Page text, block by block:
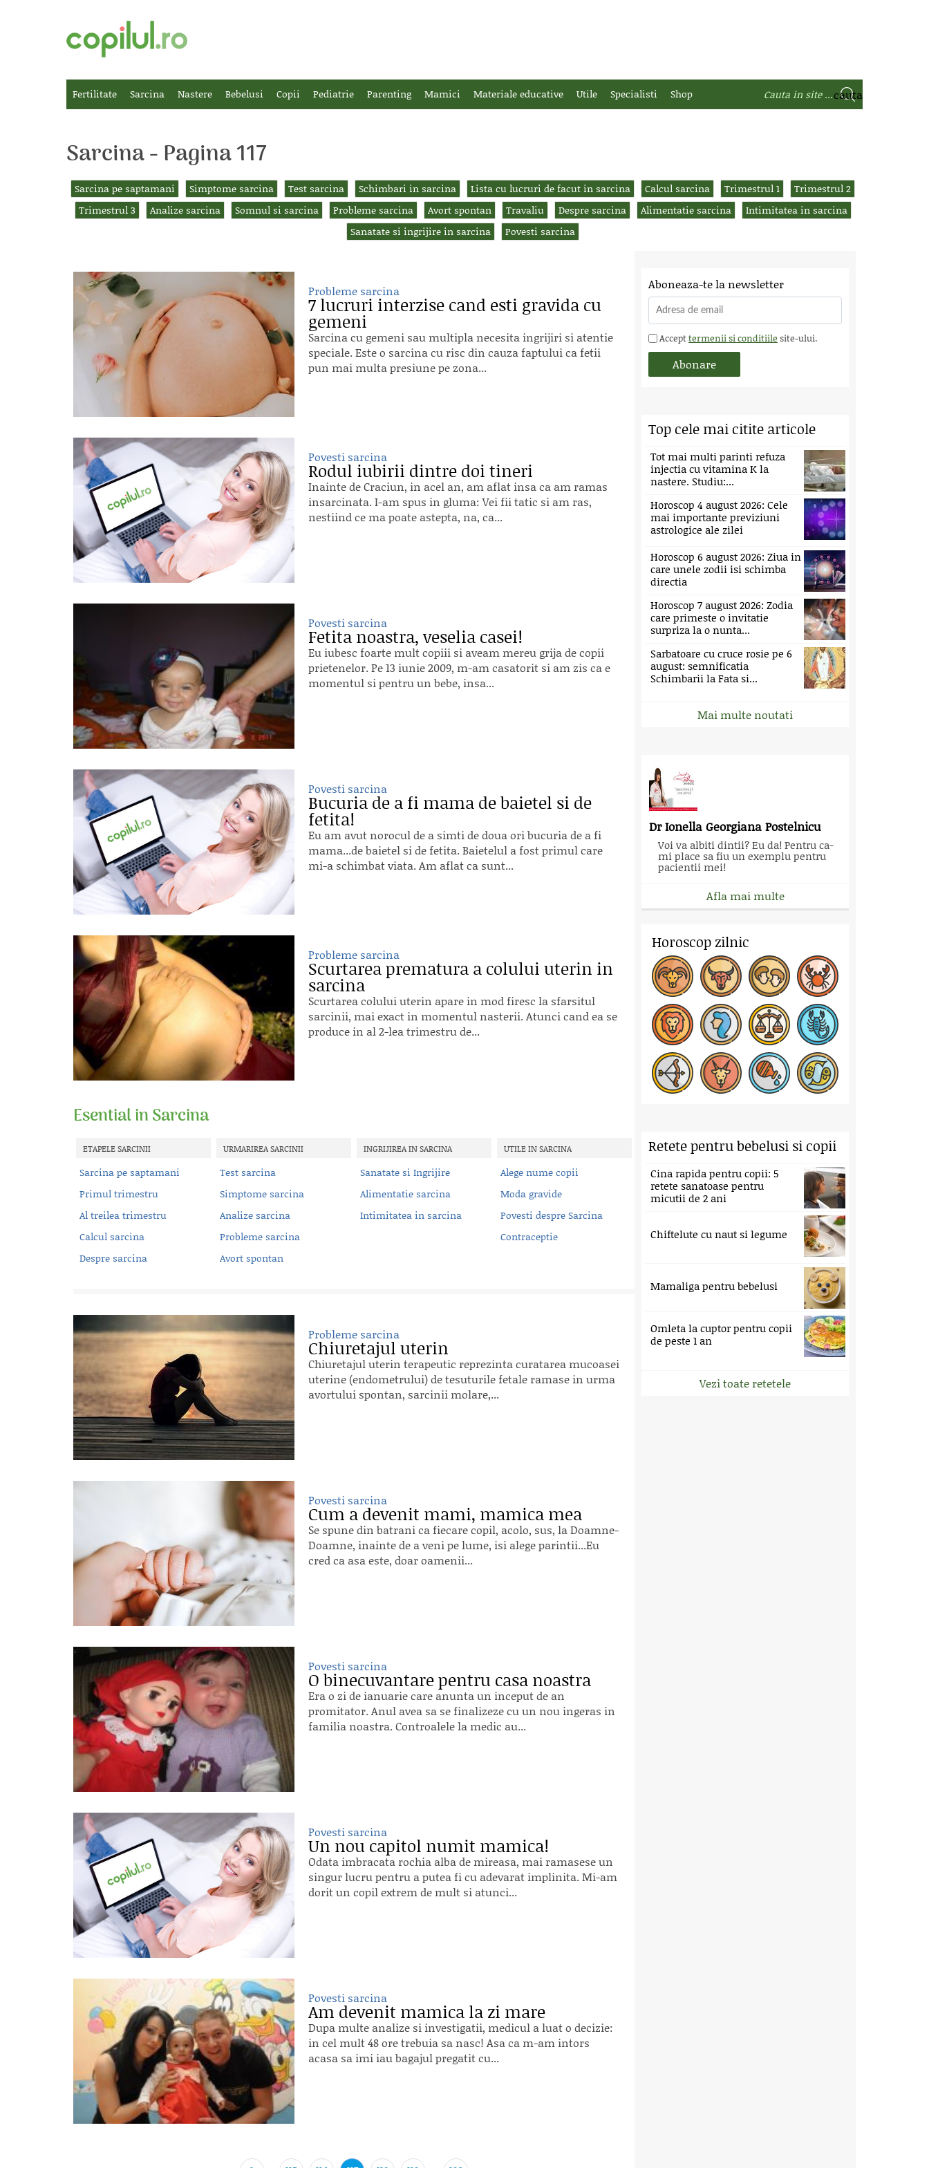
Fertilitate Sarcina Nastere Bebelusi Copii Pediatrie Parenting Mamici Materiale educative Utile Specialisti Shop
Sarcina - Pagina 117
Sarcina pe saptamani Simptome sarcina Test sarcina Schimbari in sarcina Lista cu lucruri de facut in sarcina Calcul sarcina Trimestrul 1
Trimestrul 2
Trimestrul 3
Analize sarcina Somnul si sarcina Probleme sarcina Avort spontan Travaliu Despre sarcina Alimentatie sarcina
Intimitatea in sarcina
Sanatate si ingrijire in sarcina
Povesti sarcina
Probleme sarcina
7 lucruri interzise cand esti gravida cu
gemeni
Sarcina cu gemeni sau multipla necesita ingrijiri si atentie
speciale. Este o sarcina cu risc din cauza faptului ca fetii
pun mai multa presiune pe zona...
Povesti sarcina
Rodul iubirii dintre doi tineri
Inainte de Craciun, in acel an, am aflat insa ca am ramas
insarcinata. I-am spus in gluma: Vei fii tatic si am ras,
nestiind ce ma poate astepta, na, ca...
Povesti sarcina
Fetita noastra, veselia casei!
Eu iubesc foarte mult copiii si aveam mereu grija de copii
prietenelor. Pe 13 iunie 2009, m-am casatorit si am zis ca e
momentul si pentru un bebe, insa...
Povesti sarcina
Bucuria de a fi mama de baietel si de
fetita!
Eu am avut norocul de a simti de doua ori bucuria de a fi
mama...de baietel si de fetita. Baietelul a fost primul care
mi-a schimbat viata. Am aflat ca sunt...
Probleme sarcina
Scurtarea prematura a colului uterin in
sarcina
Scurtarea colului uterin apare in mod firesc la sfarsitul
sarcinii, mai exact in momentul nasterii. Atunci cand ea se
produce in al 2-lea trimestru de...
Esential in Sarcina
ETAPELE SARCINII
Sarcina pe saptamani
Primul trimestru
Al treilea trimestru
Calcul sarcina
Despre sarcina
URMARIREA SARCINII
Test sarcina
Simptome sarcina
Analize sarcina
Probleme sarcina
Avort spontan
INGRIJIREA IN SARCINA
Sanatate si Ingrijire
Alimentatie sarcina
Intimitatea in sarcina
UTILE IN SARCINA
Alege nume copii
Moda gravide
Povesti despre Sarcina
Contraceptie
Probleme sarcina
Chiuretajul uterin
Chiuretajul uterin terapeutic reprezinta curatarea mucoasei
uterine (endometrului) de tesuturile fetale ramase in urma
avortului spontan, sarcinii molare,...
Povesti sarcina
Cum a devenit mami, mamica mea
Se spune din batrani ca fiecare copil, acolo, sus, la Doamne-
Doamne, inainte de a veni pe lume, isi alege parintii...Eu
cred ca asa este, doar oamenii...
Povesti sarcina
O binecuvantare pentru casa noastra
Era o zi de ianuarie care anunta un inceput de an
promitator. Anul avea sa se finalizeze cu un nou ingeras in
familia noastra. Controalele la medic au...
Povesti sarcina
Un nou capitol numit mamica!
Odata imbracata rochia alba de mireasa, mai ramasese un
singur lucru pentru a putea fi cu adevarat implinita. Mi-am
dorit un copil extrem de mult si atunci...
Povesti sarcina
Am devenit mamica la zi mare
Dupa multe analize si investigatii, medicul a luat o decizie:
in cel mult 48 ore trebuia sa nasc! Asa ca m-am intors
acasa sa imi iau bagajul pregatit cu...
Aboneaza-te la newsletter
Accepttermenii si conditiile site-ului.
Top cele mai citite articole
Tot mai multi parinti refuza
injectia cu vitamina K la
nastere. Studiu:...
Horoscop 4 august 2026: Cele
mai importante previziuni
astrologice ale zilei
Horoscop 6 august 2026: Ziua in
care unele zodii isi schimba
directia
Horoscop 7 august 2026: Zodia
care primeste o invitatie
surpriza la o nunta...
Sarbatoare cu cruce rosie pe 6
august: semnificatia
Schimbarii la Fata si...
Mai multe noutati
Dr Ionella Georgiana Postelnicu
Voi va albiti dintii? Eu da! Pentru ca-
mi place sa fiu un exemplu pentru
pacientii mei!
Afla mai multe
Horoscop zilnic
Retete pentru bebelusi si copii
Cina rapida pentru copii: 5
retete sanatoase pentru
micutii de 2 ani
Chiftelute cu naut si legume
Mamaliga pentru bebelusi
Omleta la cuptor pentru copii
de peste 1 an
Vezi toate retetele